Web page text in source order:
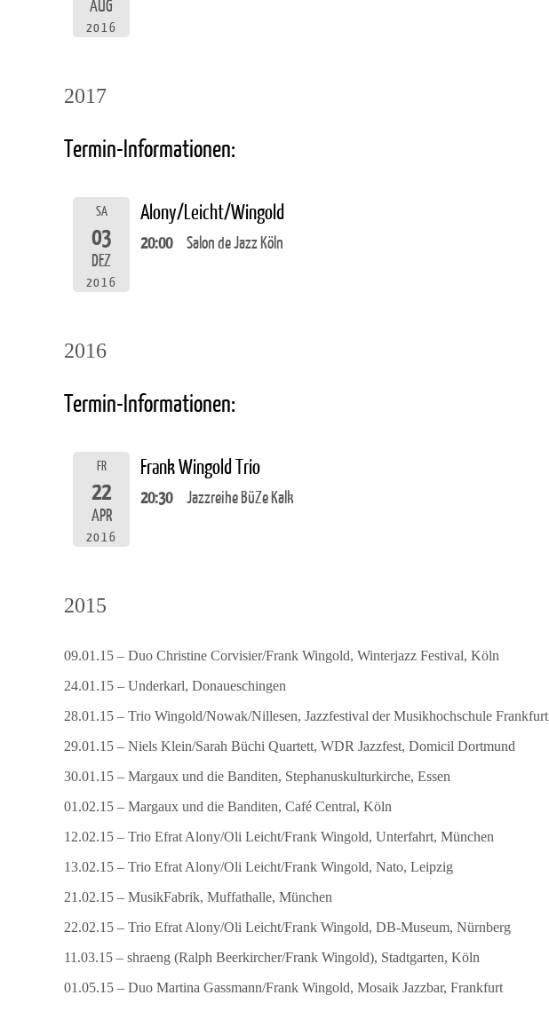
AUG
2016
2017
Termin-Informationen:
SA
03
DEZ
2016
Alony/Leicht/Wingold
20:00 Salon de Jazz Köln
2016
Termin-Informationen:
FR
22
APR
2016
Frank Wingold Trio
20:30 Jazzreihe BüZe Kalk
2015
09.01.15 – Duo Christine Corvisier/Frank Wingold, Winterjazz Festival, Köln
24.01.15 – Underkarl, Donaueschingen
28.01.15 – Trio Wingold/Nowak/Nillesen, Jazzfestival der Musikhochschule Frankfurt
29.01.15 – Niels Klein/Sarah Büchi Quartett, WDR Jazzfest, Domicil Dortmund
30.01.15 – Margaux und die Banditen, Stephanuskulturkirche, Essen
01.02.15 – Margaux und die Banditen, Café Central, Köln
12.02.15 – Trio Efrat Alony/Oli Leicht/Frank Wingold, Unterfahrt, München
13.02.15 – Trio Efrat Alony/Oli Leicht/Frank Wingold, Nato, Leipzig
21.02.15 – MusikFabrik, Muffathalle, München
22.02.15 – Trio Efrat Alony/Oli Leicht/Frank Wingold, DB-Museum, Nürnberg
11.03.15 – shraeng (Ralph Beerkircher/Frank Wingold), Stadtgarten, Köln
01.05.15 – Duo Martina Gassmann/Frank Wingold, Mosaik Jazzbar, Frankfurt